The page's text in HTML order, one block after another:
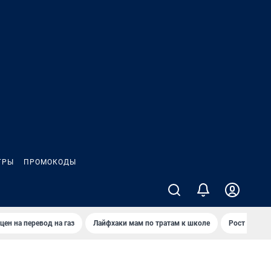
ПРОМОКОДЫ
на перевод на газ Лайфхаки мам по тратам к школе Рост цен на